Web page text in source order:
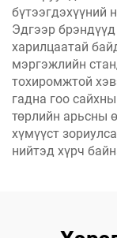
бүтээгдэхүүний
Эдгээр
харилцаатай
мэргэжлийн
тохиромжтой
гадна гоо
төрлийн арьсны
хүмүүст
нийтэд хүрч